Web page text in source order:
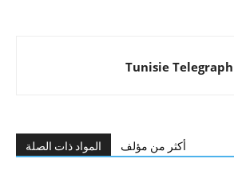
Tunisie Telegraph
المواد ذات الصلة أكثر من مؤلف